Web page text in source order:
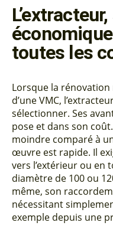
toutes les
Lorsque la
d’une VMC,
sélectionner. Ses
pose et dans son
moindre comparé à
œuvre est rapide. Il
vers l’extérieur ou en
diamètre de 100 ou
même, son
nécessitant
exemple depuis une